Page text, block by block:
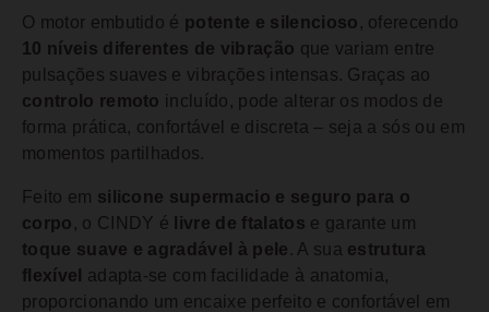
O motor embutido é potente e silencioso , oferecendo
10 níveis diferentes de vibração que variam entre
pulsações suaves e vibrações intensas. Graças ao
controlo remoto incluído, pode alterar os modos de
forma prática, confortável e discreta – seja a sós ou em
momentos partilhados.
Feito em silicone supermacio e seguro para o
corpo , o CINDY é livre de ftalatos e garante um
toque suave e agradável à pele . A sua estrutura
flexível
adapta-se com facilidade à anatomia,
proporcionando um encaixe perfeito e confortável em